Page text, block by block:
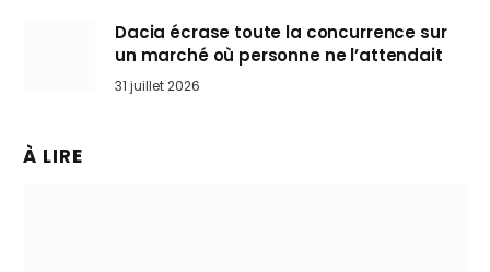
Dacia écrase toute la concurrence sur
un marché où personne ne l’attendait
31 juillet 2026
À LIRE